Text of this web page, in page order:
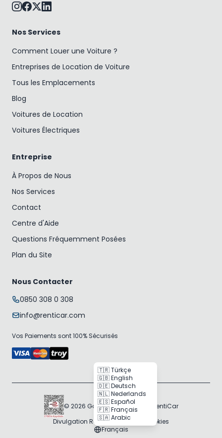
Nos Services
Comment Louer une Voiture ?
Entreprises de Location de Voiture
Tous les Emplacements
Blog
Voitures de Location
Voitures Électriques
Entreprise
À Propos de Nous
Nos Services
Contact
Centre d'Aide
Questions Fréquemment Posées
Plan du Site
Nous Contacter
0850 308 0 308
info@renticar.com
Vos Paiements sont 100% Sécurisés
© 2026 Gogocar Bilişim A.Ş. | RentiCar
Divulgation RGPDPolitique des Cookies
Français
🇹🇷 Türkçe
🇬🇧 English
🇩🇪 Deutsch
🇳🇱 Nederlands
🇪🇸 Español
🇫🇷 Français
🇸🇦 Arabic